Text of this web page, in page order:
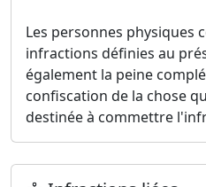
Les personnes physiques
infractions définies au
également la peine
confiscation de la chose
destinée à commettre